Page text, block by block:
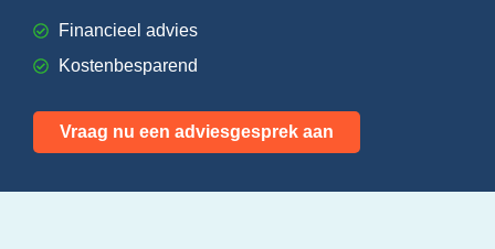
Financieel advies
Kostenbesparend
Vraag nu een adviesgesprek aan